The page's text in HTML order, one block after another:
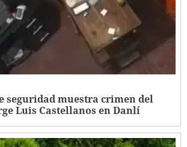
seguridad muestra crimen del
Luis Castellanos en Danlí